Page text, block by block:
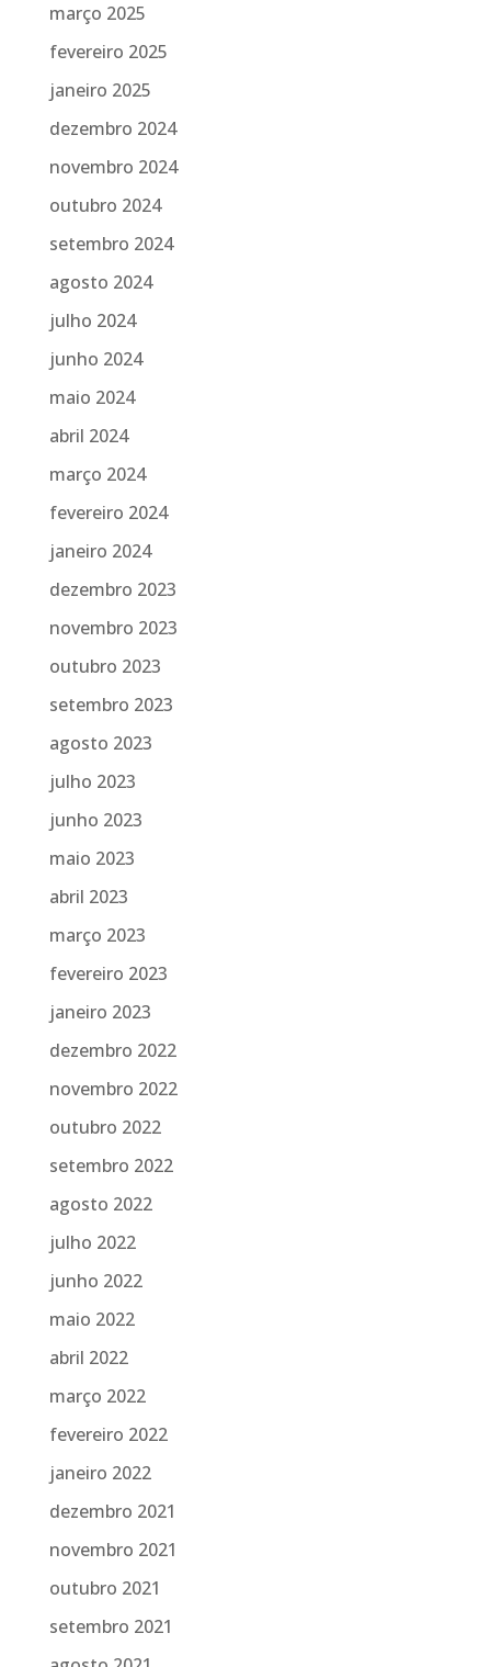
março 2025
fevereiro 2025
janeiro 2025
dezembro 2024
novembro 2024
outubro 2024
setembro 2024
agosto 2024
julho 2024
junho 2024
maio 2024
abril 2024
março 2024
fevereiro 2024
janeiro 2024
dezembro 2023
novembro 2023
outubro 2023
setembro 2023
agosto 2023
julho 2023
junho 2023
maio 2023
abril 2023
março 2023
fevereiro 2023
janeiro 2023
dezembro 2022
novembro 2022
outubro 2022
setembro 2022
agosto 2022
julho 2022
junho 2022
maio 2022
abril 2022
março 2022
fevereiro 2022
janeiro 2022
dezembro 2021
novembro 2021
outubro 2021
setembro 2021